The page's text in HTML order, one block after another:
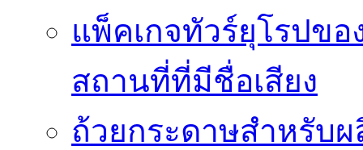
แพ็คเกจทัวร์ยุโรปขอ
สถานที่ที่มีชื่อเสียง
ถ้วยกระดาษสำหรับ